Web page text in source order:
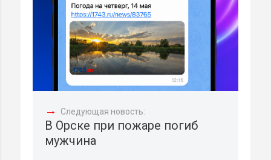
→ Следующая новость:
В Орске при пожаре погиб
мужчина